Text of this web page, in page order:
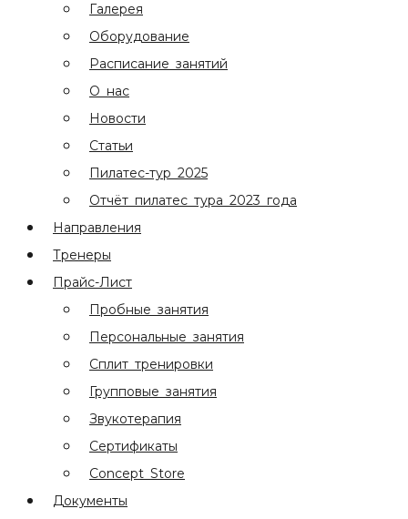
Галерея
Оборудование
Расписание занятий
О нас
Новости
Статьи
Пилатес-тур 2025
Отчёт пилатес тура 2023 года
Направления
Тренеры
Прайс-Лист
Пробные занятия
Персональные занятия
Сплит тренировки
Групповые занятия
Звукотерапия
Сертификаты
Concept Store
Документы